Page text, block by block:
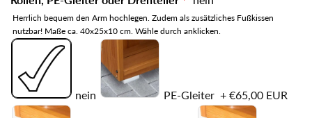
Herrlich bequem den Arm hochlegen. Zudem als zusätzliches Fußkissen
nutzbar! Maße ca. 40x25x10 cm. Wähle durch anklicken.
nein PE-Gleiter + €65,00 EUR